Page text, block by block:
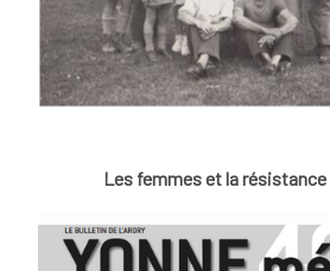
Les femmes et la résistance